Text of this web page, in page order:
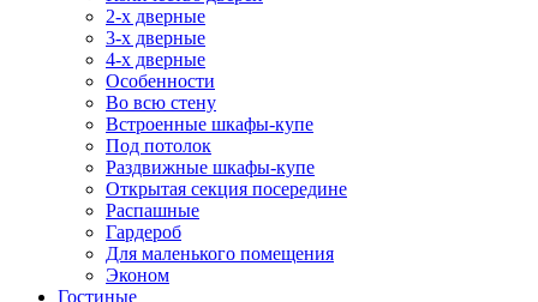
2-х дверные
3-х дверные
4-х дверные
Особенности
Во всю стену
Встроенные шкафы-купе
Под потолок
Раздвижные шкафы-купе
Открытая секция посередине
Распашные
Гардероб
Для маленького помещения
Эконом
Гостиные